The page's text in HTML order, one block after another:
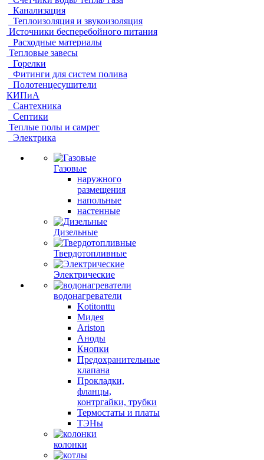
Канализация
Теплоизоляция и звукоизоляция
Источники бесперебойного питания
Расходные материалы
Тепловые завесы
Горелки
Фитинги для систем полива
Полотенцесушители
КИПиА
Сантехника
Септики
Теплые полы и самрег
Электрика
Газовые
наружного
размещения
напольные
настенные
Дизельные
Твердотопливные
Электрические
водонагреватели
Kotitonttu
Мидея
Ariston
Аноды
Кнопки
Предохранительные
клапана
Прокладки,
фланцы,
контргайки, трубки
Термостаты и платы
ТЭНы
колонки